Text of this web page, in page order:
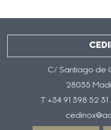
C/ Santiago de
28035
T +34 91 398 52